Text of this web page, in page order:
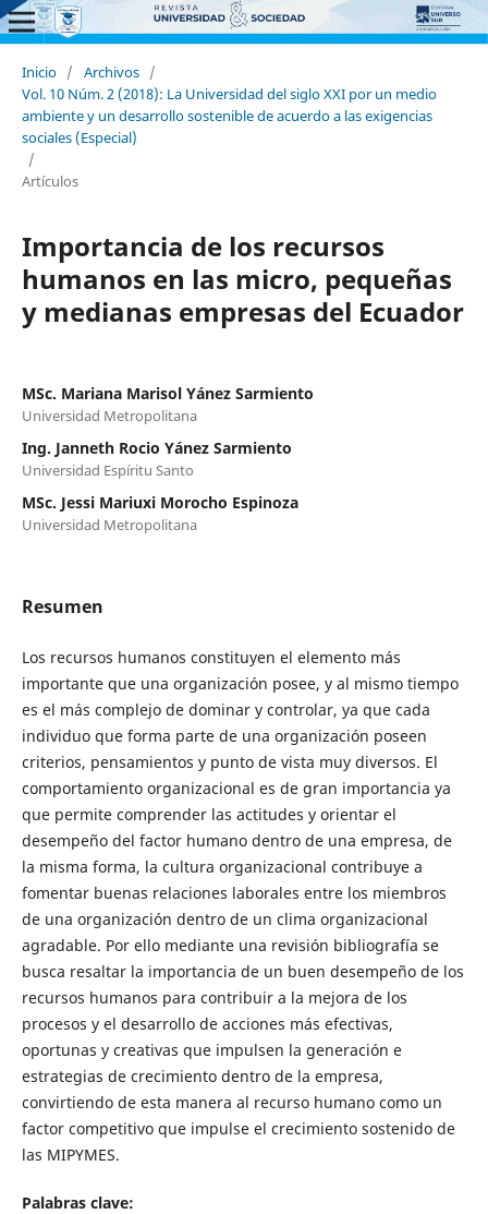
Inicio / Archivos /
Vol. 10 Núm. 2 (2018): La Universidad del siglo XXI por un medio
ambiente y un desarrollo sostenible de acuerdo a las exigencias
sociales (Especial)
/
Artículos
Importancia de los recursos
humanos en las micro, pequeñas
y medianas empresas del Ecuador
MSc. Mariana Marisol Yánez Sarmiento
Universidad Metropolitana
Ing. Janneth Rocio Yánez Sarmiento
Universidad Espíritu Santo
MSc. Jessi Mariuxi Morocho Espinoza
Universidad Metropolitana
Resumen
Los recursos humanos constituyen el elemento más
importante que una organización posee, y al mismo tiempo
es el más complejo de dominar y controlar, ya que cada
individuo que forma parte de una organización poseen
criterios, pensamientos y punto de vista muy diversos. El
comportamiento organizacional es de gran importancia ya
que permite comprender las actitudes y orientar el
desempeño del factor humano dentro de una empresa, de
la misma forma, la cultura organizacional contribuye a
fomentar buenas relaciones laborales entre los miembros
de una organización dentro de un clima organizacional
agradable. Por ello mediante una revisión bibliografía se
busca resaltar la importancia de un buen desempeño de los
recursos humanos para contribuir a la mejora de los
procesos y el desarrollo de acciones más efectivas,
oportunas y creativas que impulsen la generación e
estrategias de crecimiento dentro de la empresa,
convirtiendo de esta manera al recurso humano como un
factor competitivo que impulse el crecimiento sostenido de
las MIPYMES.
Palabras clave: